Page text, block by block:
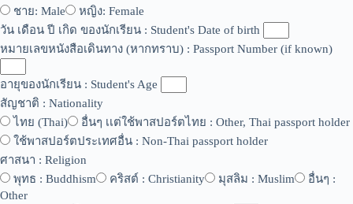
ชาย: Male
หญิง: Female
วัน เดือน ปี เกิด ของนักเรียน : Student's Date of birth
หมายเลขหนังสือเดินทาง (หากทราบ) : Passport Number (if known)
อายุของนักเรียน : Student's Age
สัญชาติ : Nationality
ไทย (Thai)
อื่นๆ เเต่ใช้พาสปอร์ตไทย : Other, Thai passport holder
ใช้พาสปอร์ตประเทศอื่น : Non-Thai passport holder
ศาสนา : Religion
พุทธ : Buddhism
คริสต์ : Christianity มุสลิม : Muslim
อื่นๆ :
Other